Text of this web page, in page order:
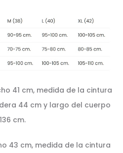
41 cm, medida de la cintura
44 cm y largo del cuerpo
136 cm.
43 cm, medida de la cintura